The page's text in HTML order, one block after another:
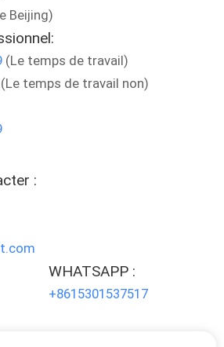
Beijing)
(Le temps de travail)
temps de travail non)
:
WHATSAPP :
+8615301537517